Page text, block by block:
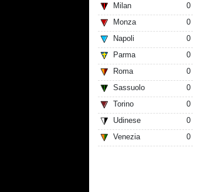
Milan
0
Monza
0
Napoli
0
Parma
0
Roma
0
Sassuolo
0
Torino
0
Udinese
0
Venezia
0